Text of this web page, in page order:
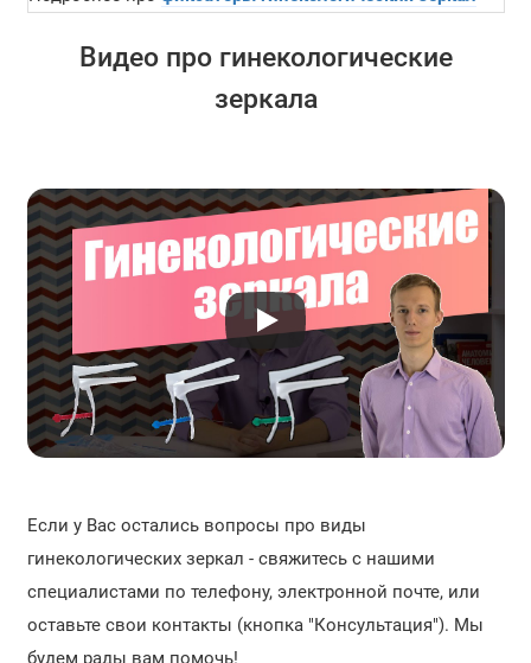
Видео про гинекологические
зеркала
Если у Вас остались вопросы про виды
гинекологических зеркал - свяжитесь с нашими
специалистами по телефону, электронной почте, или
оставьте свои контакты (кнопка "Консультация"). Мы
будем рады вам помочь!